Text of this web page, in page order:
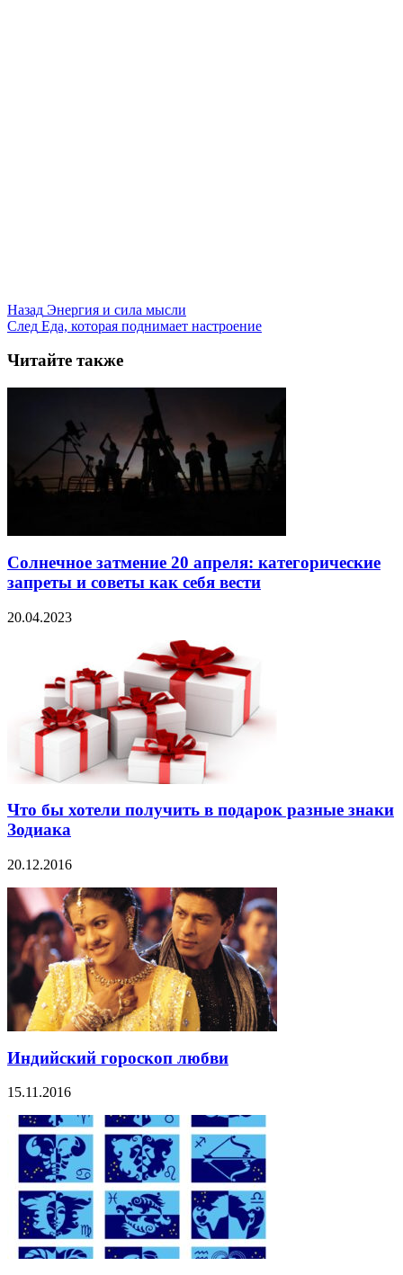
Назад Энергия и сила мысли
След Еда, которая поднимает настроение
Читайте также
Солнечное затмение 20 апреля: категорические
запреты и советы как себя вести
20.04.2023
Что бы хотели получить в подарок разные знаки
Зодиака
20.12.2016
Индийский гороскоп любви
15.11.2016